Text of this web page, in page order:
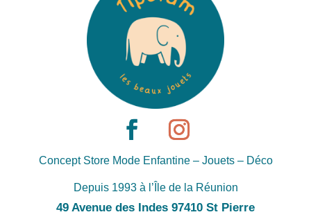
Concept Store Mode Enfantine – Jouets – Déco
Depuis 1993 à l’Île de la Réunion
49 Avenue des Indes 97410 St Pierre